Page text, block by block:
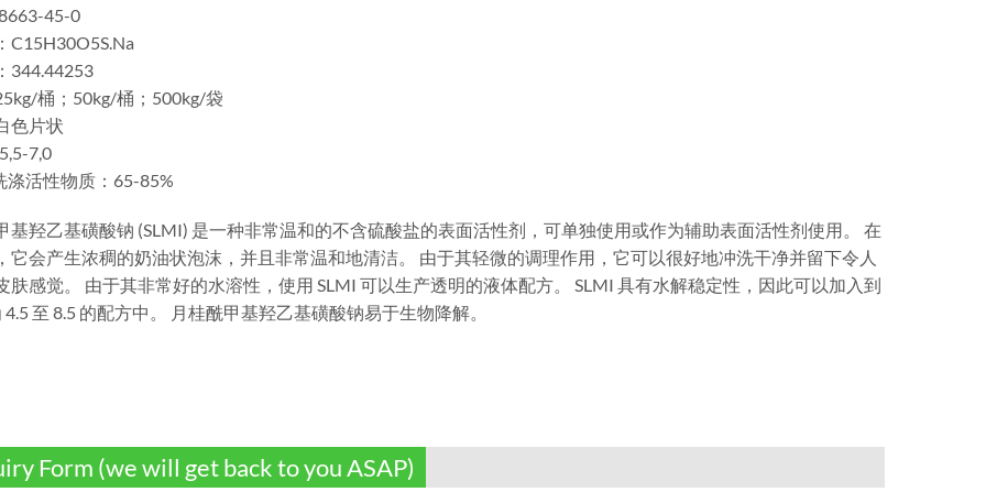
45-0
C15H30O5S.Na
344.44253
桶；50kg/桶；500kg/袋
色片状
7,0
涤活性物质‍：65-85%
基羟乙基磺酸钠 (SLMI) 是一种非常温和的不含硫酸盐的表面活性剂，可单独使用或作为辅助表面活性剂使用。 在
它会产生浓稠的奶油状泡沫，并且非常温和地清洁。 由于其轻微的调理作用，它可以很好地冲洗干净并留下令人
肤感觉。 由于其非常好的水溶性，使用 SLMI 可以生产透明的液体配方。 SLMI 具有水解稳定性，因此可以加入到
4.5 至 8.5 的配方中。 月桂酰甲基羟乙基磺酸钠易于生物降解。
Form (we will get back to you ASAP)